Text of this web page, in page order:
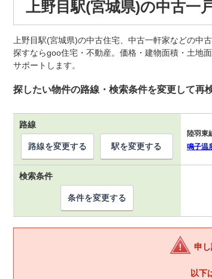
上野目駅(宮城県)の中古一
上野目駅(宮城県)の中古住宅、中古一軒家などの中
探すならgoo住宅・不動産。価格・建物面積・土地
サポートします。
探したい物件の路線・検索条件を変更して再
路線
陸羽東
鳴子温
路線を変更する 駅を変更する
検索条件
条件を変更する
申
以下